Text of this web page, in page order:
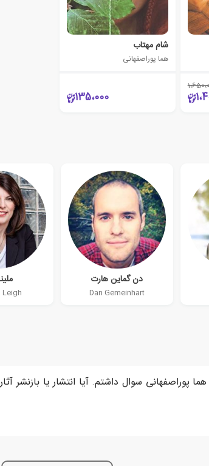
شام مهتاب
هما پوراصفهانی
135،000
دن گماین هارت
Dan Gemeinhart
Leigh
سوال داشتم. آیا انتشار یا بازنشر